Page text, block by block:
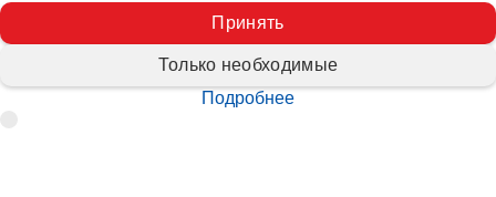
Принять
Только необходимые
Подробнее